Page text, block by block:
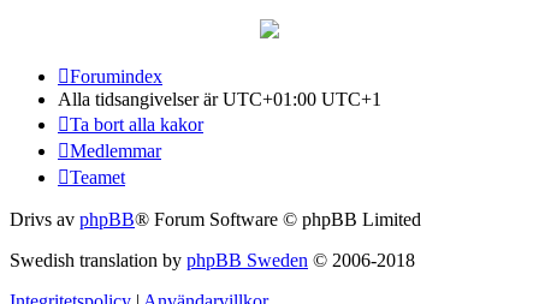
Forumindex
Alla tidsangivelser är UTC+01:00 UTC+1
Ta bort alla kakor
Medlemmar
Teamet
Drivs av phpBB® Forum Software © phpBB Limited
Swedish translation by phpBB Sweden © 2006-2018